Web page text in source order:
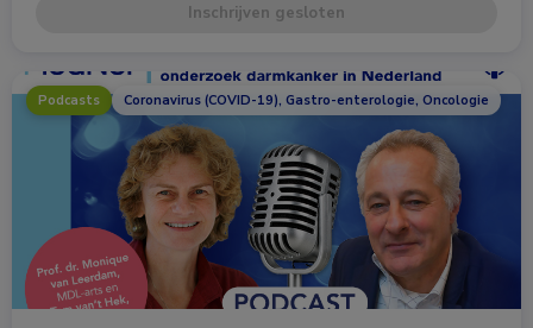
Inschrijven gesloten
Podcasts Coronavirus (COVID-19), Gastro-enterologie, Oncologie